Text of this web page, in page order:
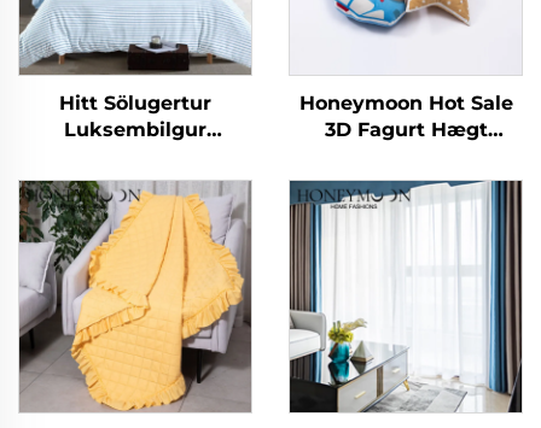
Hitt Sölugertur
Luksembilgur
90gsm Kationiskur
Stríklaður
Hlífardúkasetur 3
hlutar
Honeymoon Hot Sale
3D Fagurt Hægt
fyrir börn - Dynjuföt
fyrir svefnherbergi